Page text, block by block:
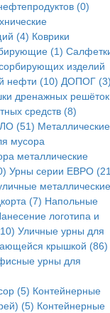
(0)
(4) Коврики
(1)
изделий
нефти (10) ДОПОГ
дренажных решёток
средств (8)
(51) Металлические
мусора
металлические
Урны серии ЕВРО
металлические
(7) Напольные
логотипа и
Уличные урны для
крышкой (86)
урны для
(5) Контейнерные
(5) Контейнерные